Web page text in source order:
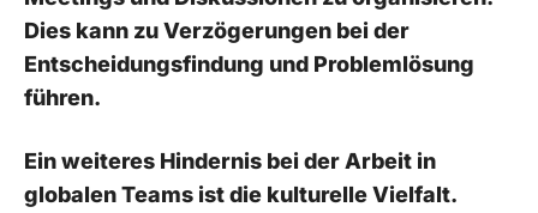
Dies ‍kann‌ zu⁢ Verzögerungen bei der⁣
Entscheidungsfindung und ​Problemlösung
führen.
Ein weiteres Hindernis bei der Arbeit in
‌globalen⁤ Teams⁤ ist ⁢die kulturelle⁢ Vielfalt.